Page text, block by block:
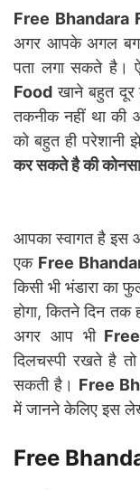
Free Bhandara
अगर आपके अगल बगल
पता लगा सकते है।
Food खाने बहुत
तकनीक नहीं था की
को बहुत ही परेशानी
कर सकते है की कोनसा
आपका स्वागत है इस
एक Free
किसी भी भंडारा का
होगा, कितने दिन तक
अगर आप भी
दिलचस्पी रखते है
सकती है। Free
में जानने केलिए इस
Free